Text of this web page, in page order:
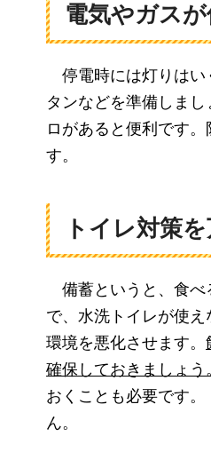
電気やガス
停電時には灯りは
タンなどを準備しま
ロがあると便利です
す。
トイレ対策
備蓄というと 、食
で、水洗トイレが使
環境を悪化させます。
確保しておきましょう
おくことも必要です
ん。